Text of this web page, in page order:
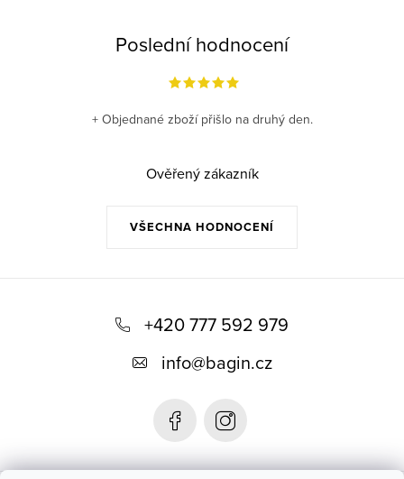
Poslední hodnocení
VŠECHNA HODNOCENÍ
+ Objednané zboží přišlo na druhý den.
Ověřený zákazník
+420 777 592 979
info@bagin.cz